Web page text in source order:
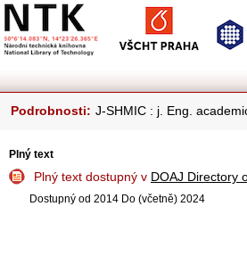
Podrobnosti: J-SHMIC : j. Eng.
Plný text
Plný text dostupný v DOAJ Directory
Dostupný od 2014 Do (včetně) 2024